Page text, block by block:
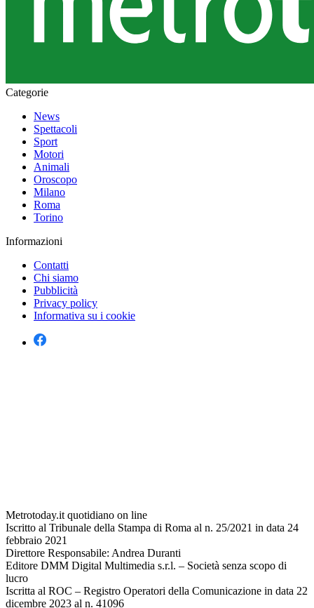
Categorie
News
Spettacoli
Sport
Motori
Animali
Oroscopo
Milano
Roma
Torino
Informazioni
Contatti
Chi siamo
Pubblicità
Privacy policy
Informativa su i cookie
Metrotoday.it quotidiano on line
Iscritto al Tribunale della Stampa di Roma al n. 25/2021 in data 24
febbraio 2021
Direttore Responsabile: Andrea Duranti
Editore DMM Digital Multimedia s.r.l. – Società senza scopo di
lucro
Iscritta al ROC – Registro Operatori della Comunicazione in data 22
dicembre 2023 al n. 41096